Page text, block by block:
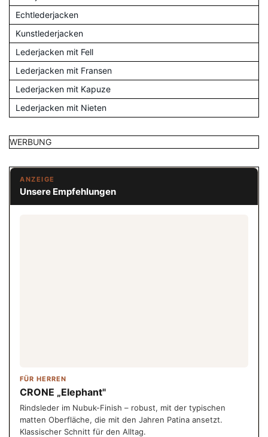
Echtlederjacken
Kunstlederjacken
Lederjacken mit Fell
Lederjacken mit Fransen
Lederjacken mit Kapuze
Lederjacken mit Nieten
WERBUNG
ANZEIGE
Unsere Empfehlungen
FÜR HERREN
CRONE „Elephant"
Rindsleder im Nubuk-Finish – robust, mit der typischen
matten Oberfläche, die mit den Jahren Patina ansetzt.
Klassischer Schnitt für den Alltag.